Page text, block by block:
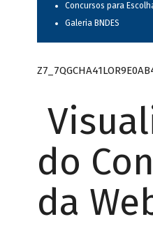
Concursos para
Galeria BNDES
do
da